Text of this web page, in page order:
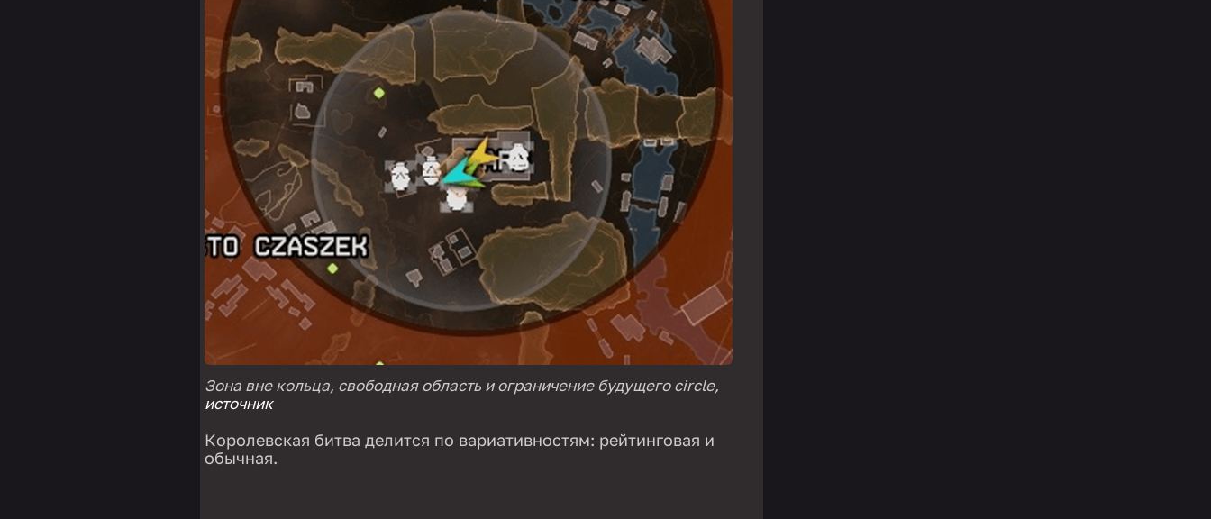
Зона вне кольца, свободная область и ограничение будущего circle,
источник
Королевская битва делится по вариативностям: рейтинговая и
обычная.